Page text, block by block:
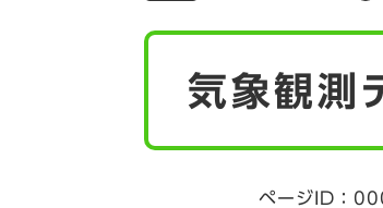
気象観測
ページID：